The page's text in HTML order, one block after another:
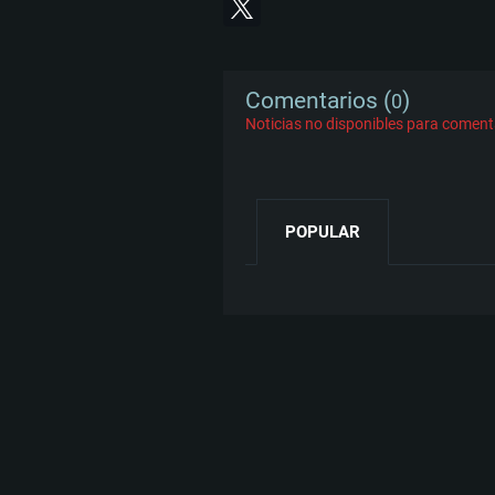
Comentarios (0)
Noticias no disponibles para
POPULAR